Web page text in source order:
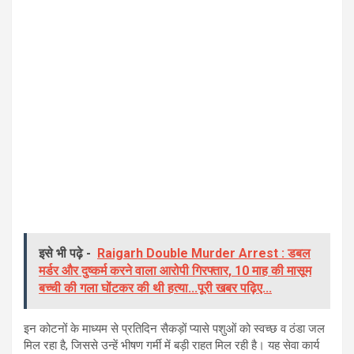
इसे भी पढ़े -
Raigarh Double Murder Arrest : डबल
मर्डर और दुष्कर्म करने वाला आरोपी गिरफ्तार, 10 माह की मासूम
बच्ची की गला घोंटकर की थी हत्या...पूरी खबर पढ़िए...
इन कोटनों के माध्यम से प्रतिदिन सैकड़ों प्यासे पशुओं को स्वच्छ व ठंडा जल
मिल रहा है, जिससे उन्हें भीषण गर्मी में बड़ी राहत मिल रही है। यह सेवा कार्य